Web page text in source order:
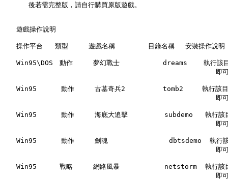
      後若需完整版，請自行購買原版遊戲。
   遊戲操作說明
   操作平台   類型     遊戲名稱　　　　　目錄名稱　 安裝操作說明
Win95\DOS　動作     夢幻戰士         　dreams    執行該
即可
Win95      動作     古墓奇兵2     　　 tomb2　   執行該
即可
Win95      動作     海底大追擊         subdemo   執行該
即可
Win95      動作     劍魂               dbtsdemo  執行
即可
Win95　    戰略     網路風暴           netstorm  執行該
即可